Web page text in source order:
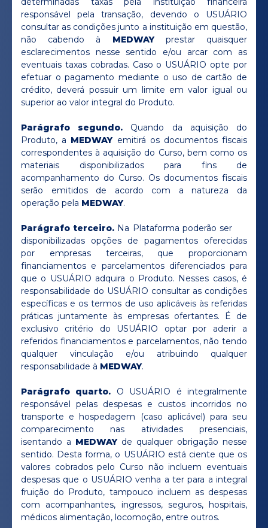
responsável pela transação, devendo o USUÁRIO
consultar as condições junto a instituição em questão,
não cabendo à MEDWAY prestar quaisquer
esclarecimentos nesse sentido e/ou arcar com as
eventuais taxas cobradas. Caso o USUÁRIO opte por
efetuar o pagamento mediante o uso de cartão de
crédito, deverá possuir um limite em valor igual ou
superior ao valor integral do Produto.
Parágrafo segundo. Quando da aquisição do
Produto, a MEDWAY emitirá os documentos fiscais
correspondentes à aquisição do Curso, bem como os
materiais disponibilizados para fins de
acompanhamento do Curso. Os documentos fiscais
serão emitidos de acordo com a natureza da
operação pela MEDWAY.
Parágrafo terceiro. Na Plataforma poderão ser
disponibilizadas opções de pagamentos oferecidas
por empresas terceiras, que proporcionam
financiamentos e parcelamentos diferenciados para
que o USUÁRIO adquira o Produto. Nesses casos, é
responsabilidade do USUÁRIO consultar as condições
específicas e os termos de uso aplicáveis às referidas
práticas juntamente às empresas ofertantes. É de
exclusivo critério do USUÁRIO optar por aderir a
referidos financiamentos e parcelamentos, não tendo
qualquer vinculação e/ou atribuindo qualquer
responsabilidade à MEDWAY.
Parágrafo quarto. O USUÁRIO é integralmente
responsável pelas despesas e custos incorridos no
transporte e hospedagem (caso aplicável) para seu
comparecimento nas atividades presenciais,
isentando a MEDWAY de qualquer obrigação nesse
sentido. Desta forma, o USUÁRIO está ciente que os
valores cobrados pelo Curso não incluem eventuais
despesas que o USUÁRIO venha a ter para a integral
fruição do Produto, tampouco incluem as despesas
com acompanhantes, ingressos, seguros, hospitais,
médicos alimentação, locomoção, entre outros.